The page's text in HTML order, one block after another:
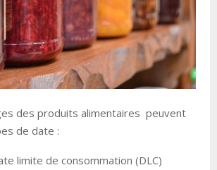
des produits alimentaires peuvent
de date :
limite de consommation (DLC)